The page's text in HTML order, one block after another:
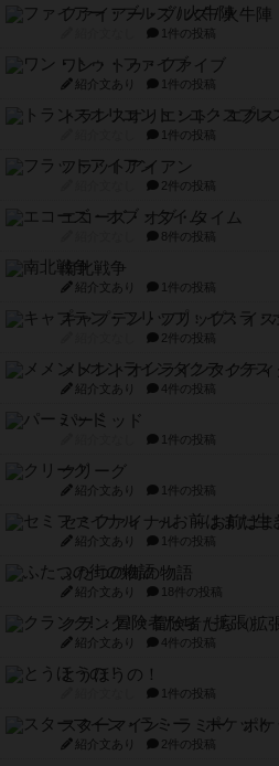
ファイアー・ブルズ / 火牛陣
1件の投稿
ワン・トゥ・ファイブ
紹介文あり 1件の投稿
トランスオリエント・エクス
1件の投稿
フラットアイアン
2件の投稿
エコーズ・オブ・タイム
8件の投稿
南北戦争
紹介文あり 1件の投稿
キャプテン・フリップ：イ
2件の投稿
メメントオンラインタクティ
紹介文あり 4件の投稿
パーミッド
1件の投稿
クリーグ
紹介文あり 1件の投稿
セミファイナル ～お前はま
紹介文あり 1件の投稿
ふたつの街の物語
紹介文あり 18件の投稿
クランク! ：冒険者たち（拡
紹介文あり 4件の投稿
とうほうの！
1件の投稿
スターマイン・ラミー ポケ
紹介文あり 2件の投稿